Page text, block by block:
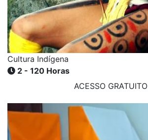
Cultura Indígena
2 - 120 Horas
ACESSO GRATUITO